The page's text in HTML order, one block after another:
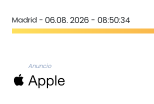
Madrid - 06.08. 2026 - 08:50:34
Anuncio